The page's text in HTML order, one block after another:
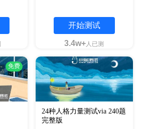
开始测试
3.4w+人已测
免费
24种人格力量测试via 240题
完整版